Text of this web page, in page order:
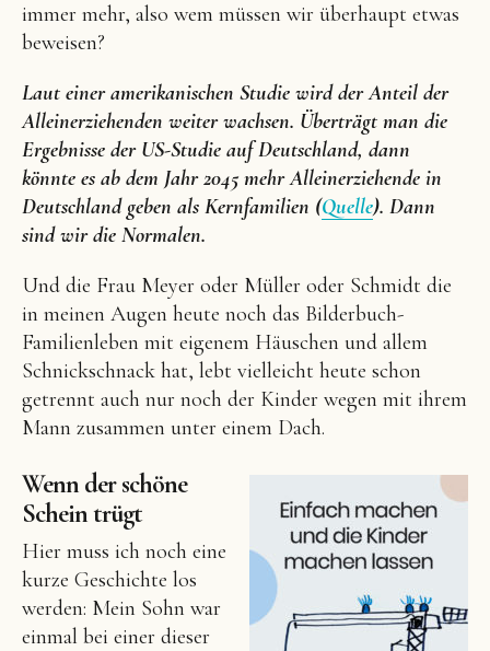
immer mehr, also wem müssen wir überhaupt etwas
beweisen?
Laut einer amerikanischen Studie wird der Anteil der
Alleinerziehenden weiter wachsen. Überträgt man die
Ergebnisse der US-Studie auf Deutschland, dann
könnte es ab dem Jahr 2045 mehr Alleinerziehende in
Deutschland geben als Kernfamilien (Quelle). Dann
sind wir die Normalen.
Und die Frau Meyer oder Müller oder Schmidt die
in meinen Augen heute noch das Bilderbuch-
Familienleben mit eigenem Häuschen und allem
Schnickschnack hat, lebt vielleicht heute schon
getrennt auch nur noch der Kinder wegen mit ihrem
Mann zusammen unter einem Dach.
Wenn der schöne
Schein trügt
Hier muss ich noch eine
kurze Geschichte los
werden: Mein Sohn war
einmal bei einer dieser